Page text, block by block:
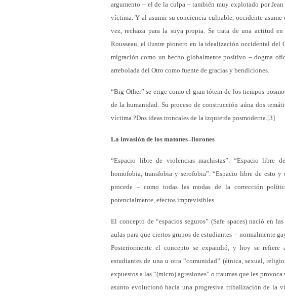
argumento – el de la culpa – también muy explotado por
víctima. Y al asumir su conciencia culpable, occidente
vez, rechaza para la suya propia. Se trata de una actitud
Rousseau, el ilustre pionero en la idealización occidental
migración como un hecho globalmente positivo – dogma
arrebolada del Otro como fuente de gracias y bendiciones.
“Big Other” se erige como el gran tótem de los tiempos
de la humanidad. Su proceso de construcción aúna dos
víctima.?Dos ideas troncales de la izquierda posmoderna.[3]
La invasión de los matones–llorones
“Espacio libre de violencias machistas”. “Espacio libre
homofobia, transfobia y serofobia”. “Espacio libre de esto
procede – como todas las modas de la corrección
potencialmente, efectos imprevisibles.
El concepto de “espacios seguros” (Safe spaces) nació en
aulas para que ciertos grupos de estudiantes – normalmente
Posteriormente el concepto se expandió, y hoy se refiere
estudiantes de una u otra “comunidad” (étnica, sexual,
expuestos a las “(micro) agresiones” o traumas que les
asunto evolucionó hacia una progresiva tribalización de la